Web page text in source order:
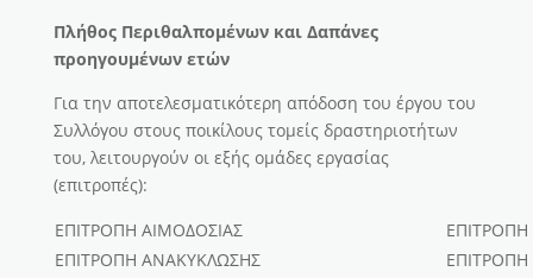
Πλήθος Περιθαλπομένων και Δαπάνες
προηγουμένων ετών
Για την αποτελεσματικότερη απόδοση του έργου του
Συλλόγου στους ποικίλους τομείς δραστηριοτήτων
του, λειτουργούν οι εξής ομάδες εργασίας
(επιτροπές):
ΕΠΙΤΡΟΠΗ ΑΙΜΟΔΟΣΙΑΣ
ΕΠΙΤΡΟΠΗ ΑΝΑΚΥΚΛΩΣΗΣ